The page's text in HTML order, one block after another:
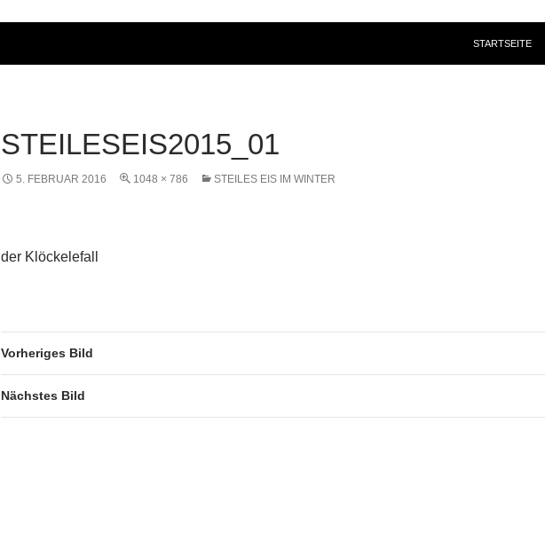
STARTSEITE
STEILESEIS2015_01
5. FEBRUAR 2016 1048 × 786 STEILES EIS IM WINTER
der Klöckelefall
Vorheriges Bild
Nächstes Bild